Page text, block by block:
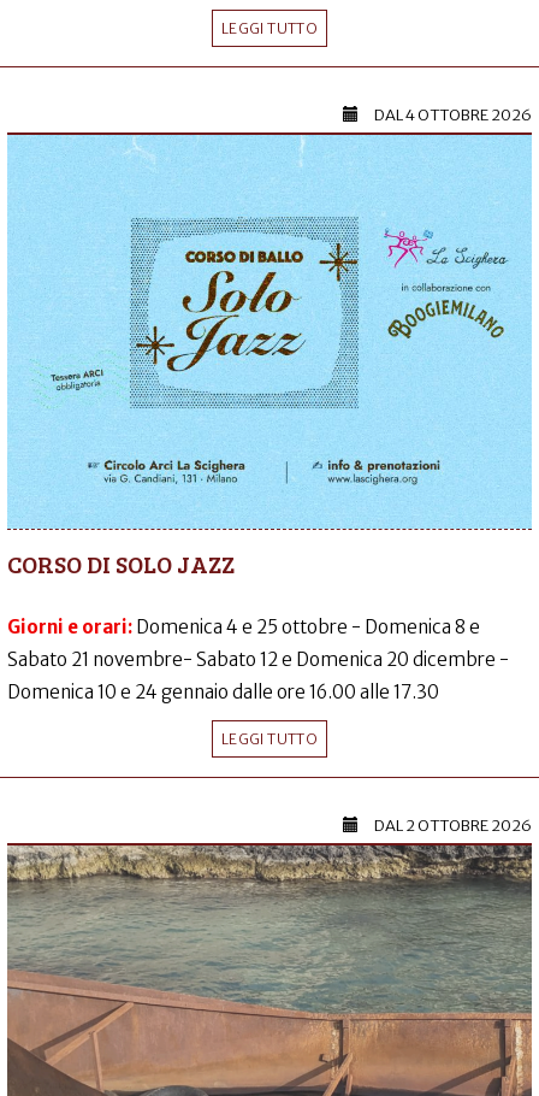
LEGGI TUTTO
DAL4 OTTOBRE 2026
CORSO DI SOLO JAZZ
Giorni e orari: Domenica 4 e 25 ottobre - Domenica 8 e
Sabato 21 novembre- Sabato 12 e Domenica 20 dicembre -
Domenica 10 e 24 gennaio dalle ore 16.00 alle 17.30
LEGGI TUTTO
DAL2 OTTOBRE 2026